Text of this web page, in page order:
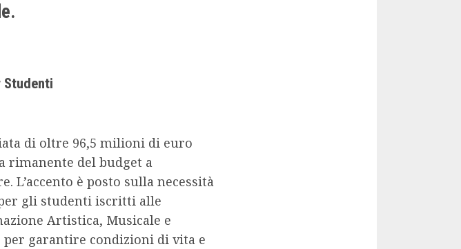
di oltre 96,5 milioni di euro
rimanente del budget a
L’accento è posto sulla necessità
gli studenti iscritti alle
Artistica, Musicale e
per garantire condizioni di vita e